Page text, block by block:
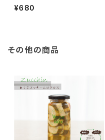
ちごはん＊ギフト
¥680
その他の商品